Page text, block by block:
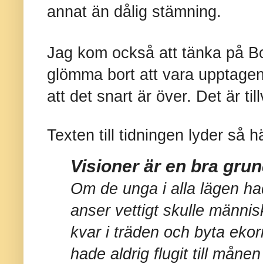
annat än dålig stämning.
Jag kom också att tänka på
glömma bort att vara
att det snart är över. Det är
Texten till tidningen lyder så
Visioner är en bra
Om de unga i alla lägen
anser vettigt skulle
kvar i träden och byta
hade aldrig flugit till